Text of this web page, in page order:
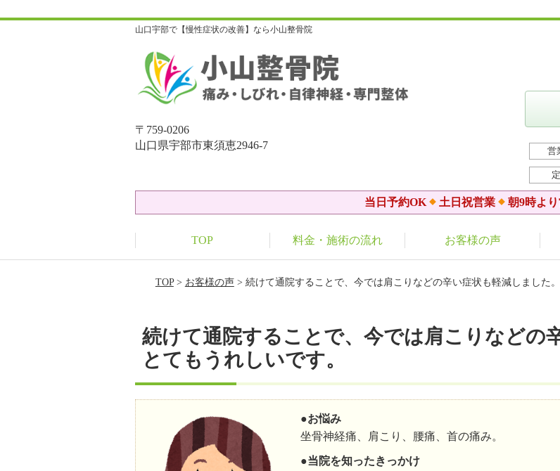
山口宇部で【慢性症状の改善】なら小山整骨院
〒759-0206
山口県宇部市東須恵2946-7
営
当日予約OK 土日祝営業 朝9時よ
TOP 料金・施術の流れ お客様の声
TOP> お客様の声> 続けて通院することで、今では肩こりなどの辛い症状も軽減しました。
続けて通院することで、今では肩こりなどの
とてもうれしいです。
●お悩み
坐骨神経痛、肩こり、腰痛、首の痛み。
●当院を知ったきっかけ